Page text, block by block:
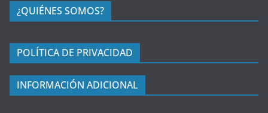
¿QUIÉNES SOMOS?
POLÍTICA DE PRIVACIDAD
INFORMACIÓN ADICIONAL